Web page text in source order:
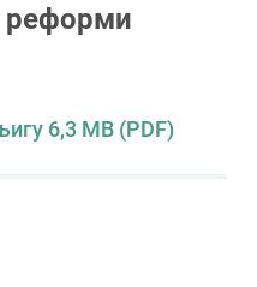
реформи
6,3 MB (PDF)